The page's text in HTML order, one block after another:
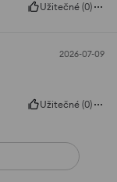
Užitečné (0)
2026-07-09
Užitečné (0)